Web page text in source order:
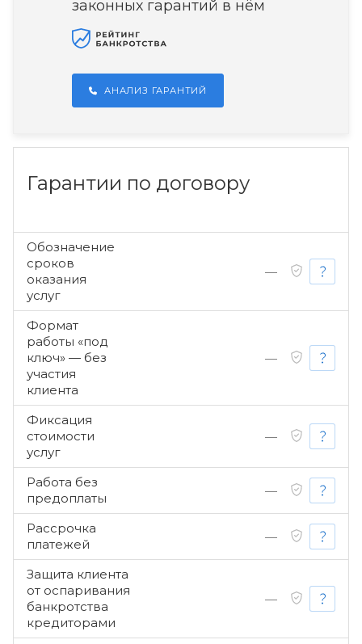
законных гарантий в нём
АНАЛИЗ ГАРАНТИЙ
Гарантии по договору
Обозначение
сроков
оказания
услуг
—
Формат
работы «под
ключ» — без
участия
клиента
—
Фиксация
стоимости
услуг
—
Работа без
предоплаты
—
Рассрочка
платежей
—
Защита клиента
от оспаривания
банкротства
кредиторами
—